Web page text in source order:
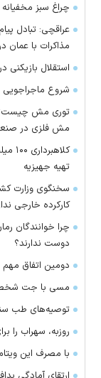
چراغ سبز
عراقچی: تبادل
مذاکرات با عمان
استقلال بازیکنی
شروع ماجراجویی
توری مش چیست؟
مش فلزی در
تهیه جهیزیه
سخنگوی وزارت
کارکرده خارجی
چرا خوانندگان
دوست ندارند؟
دومین اتفاق مهم
مسی با جت
توصیه‌های طب
روزبه، سهراب را
با مصرف این